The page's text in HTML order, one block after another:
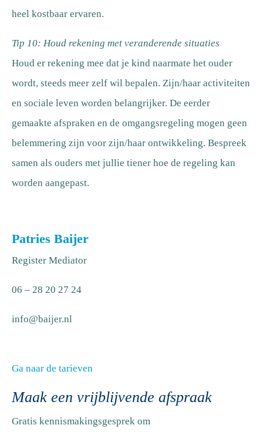
heel kostbaar ervaren.
Tip 10: Houd rekening met veranderende situaties
Houd er rekening mee dat je kind naarmate het ouder
wordt, steeds meer zelf wil bepalen. Zijn/haar activiteiten
en sociale leven worden belangrijker. De eerder
gemaakte afspraken en de omgangsregeling mogen geen
belemmering zijn voor zijn/haar ontwikkeling. Bespreek
samen als ouders met jullie tiener hoe de regeling kan
worden aangepast.
Patries Baijer
Register Mediator
06 – 28 20 27 24
info@baijer.nl
Ga naar de tarieven
Maak een vrijblijvende afspraak
Gratis kennismakingsgesprek om